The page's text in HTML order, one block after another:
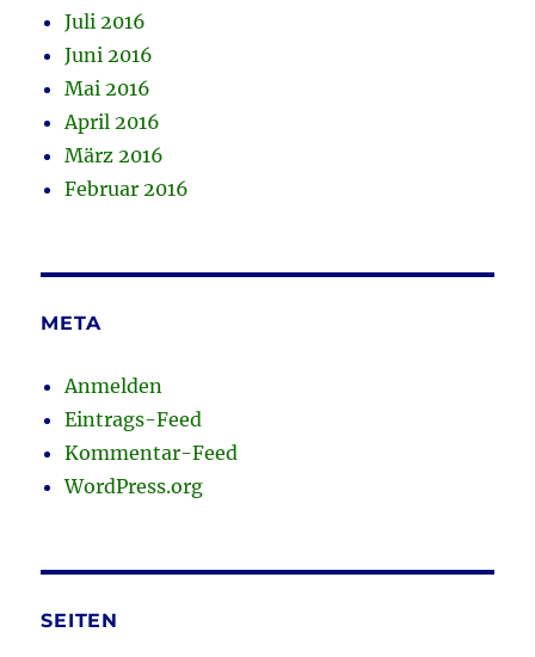
Juli 2016
Juni 2016
Mai 2016
April 2016
März 2016
Februar 2016
META
Anmelden
Eintrags-Feed
Kommentar-Feed
WordPress.org
SEITEN